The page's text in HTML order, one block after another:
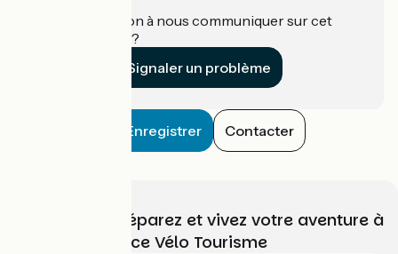
Une information à nous communiquer sur cet
établissement ?
Signaler un problème
Enregistrer Contacter
Choisissez, préparez et vivez votre aventure à
vélo avec France Vélo Tourisme